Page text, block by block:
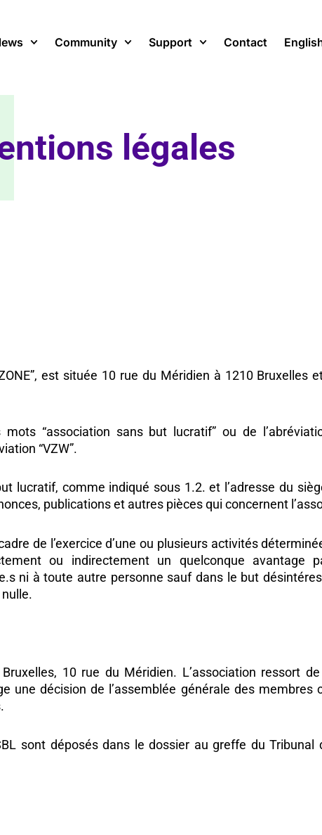
Community Support Contact
légales
est située 10 rue du Méridien à 1210 Bruxelles
“association sans but lucratif” ou de
“VZW”.
lucratif, comme indiqué sous 1.2. et l’adresse du
publications et autres pièces qui concernent
de l’exercice d’une ou plusieurs activités
ou indirectement un quelconque avantage
ni à toute autre personne sauf dans le but
10 rue du Méridien. L’association ressort de
une décision de l’assemblée générale des membres
sont déposés dans le dossier au greffe du Tribunal